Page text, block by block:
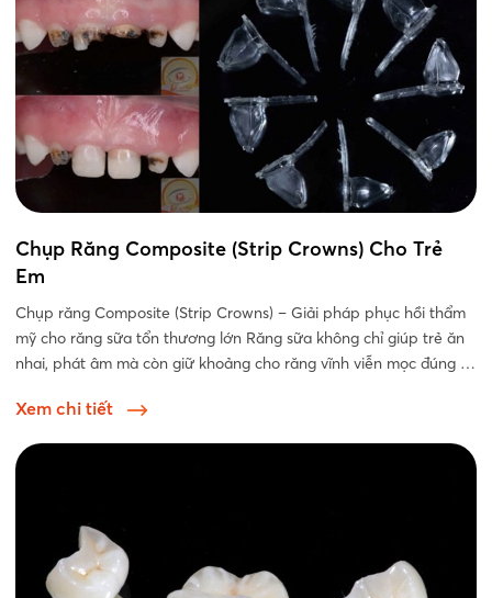
Chụp Răng Composite (Strip Crowns) Cho Trẻ
Em
Chụp răng Composite (Strip Crowns) – Giải pháp phục hồi thẩm
mỹ cho răng sữa tổn thương lớn Răng sữa không chỉ giúp trẻ ăn
nhai, phát âm mà còn giữ khoảng cho răng vĩnh viễn mọc đúng vị
Xem chi tiết